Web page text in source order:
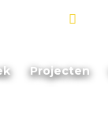
Projecten